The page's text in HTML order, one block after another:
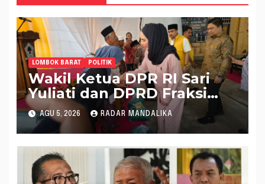
LOMBOK BARAT POLITIK
Wakil Ketua DPR RI Sari
Yuliati dan DPRD Fraksi
Golkar Kolaborasi
Alokasikan Ratusan Unit
Bantuan RTLH
AGU 5, 2026 RADAR MANDALIKA